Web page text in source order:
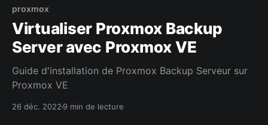
proxmox
Virtualiser Proxmox Backup
Server avec Proxmox VE
Guide d'installation de Proxmox Backup Serveur sur
Proxmox VE
26 déc. 2022 9 min de lecture